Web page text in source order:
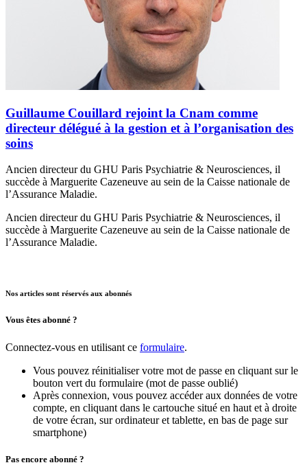
Guillaume Couillard rejoint la Cnam comme
directeur délégué à la gestion et à l’organisation des
soins
Ancien directeur du GHU Paris Psychiatrie & Neurosciences, il
succède à Marguerite Cazeneuve au sein de la Caisse nationale de
l’Assurance Maladie.
Ancien directeur du GHU Paris Psychiatrie & Neurosciences, il
succède à Marguerite Cazeneuve au sein de la Caisse nationale de
l’Assurance Maladie.
Nos articles sont réservés aux abonnés
Vous êtes abonné ?
Connectez-vous en utilisant ce formulaire.
Vous pouvez réinitialiser votre mot de passe en cliquant sur le
bouton vert du formulaire (mot de passe oublié)
Après connexion, vous pouvez accéder aux données de votre
compte, en cliquant dans le cartouche situé en haut et à droite
de votre écran, sur ordinateur et tablette, en bas de page sur
smartphone)
Pas encore abonné ?